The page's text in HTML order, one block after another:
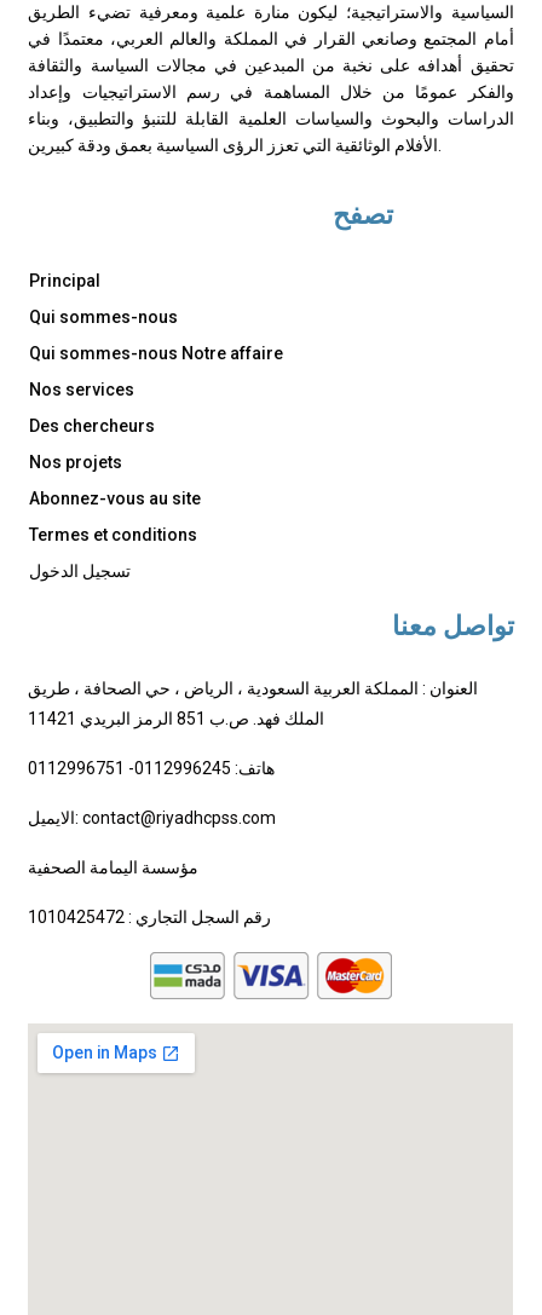
السياسية والاستراتيجية؛ ليكون منارة علمية ومعرفية تضيء الطريق
أمام المجتمع وصانعي القرار في المملكة والعالم العربي، معتمدًا في
تحقيق أهدافه على نخبة من المبدعين في مجالات السياسة والثقافة
والفكر عمومًا من خلال المساهمة في رسم الاستراتيجيات وإعداد
الدراسات والبحوث والسياسات العلمية القابلة للتنبؤ والتطبيق، وبناء
تصفح
Principal
Qui sommes-nous
Qui sommes-nous Notre affaire
Nos services
Des chercheurs
Nos projets
Abonnez-vous au site
Termes et conditions
تسجيل الدخول
تواصل معنا
العنوان : المملكة العربية السعودية ، الرياض ، حي الصحافة ، طريق
الملك فهد. ص.ب 851 الرمز البريدي 11421
هاتف: 0112996245- 0112996751
الايميل: contact@riyadhcpss.com
مؤسسة اليمامة الصحفية
رقم السجل التجاري : 1010425472